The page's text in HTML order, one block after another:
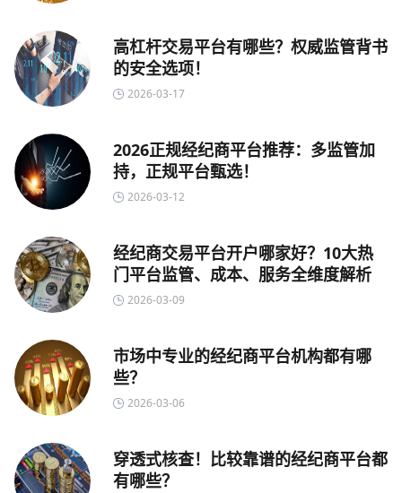
高杠杆交易平台有哪些？权威监管背书
的安全选项！
2026-03-17
2026正规经纪商平台推荐：多监管加
持，正规平台甄选！
2026-03-12
经纪商交易平台开户哪家好？10大热
门平台监管、成本、服务全维度解析
2026-03-09
市场中专业的经纪商平台机构都有哪
些？
2026-03-06
穿透式核查！比较靠谱的经纪商平台都
有哪些？